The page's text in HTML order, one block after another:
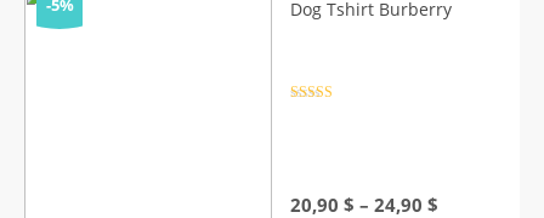
-5% Dog Tshirt Burberry
20,90 $ – 24,90 $